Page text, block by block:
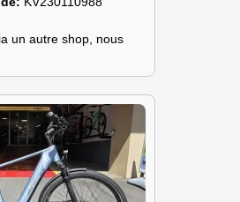
un autre shop, nous